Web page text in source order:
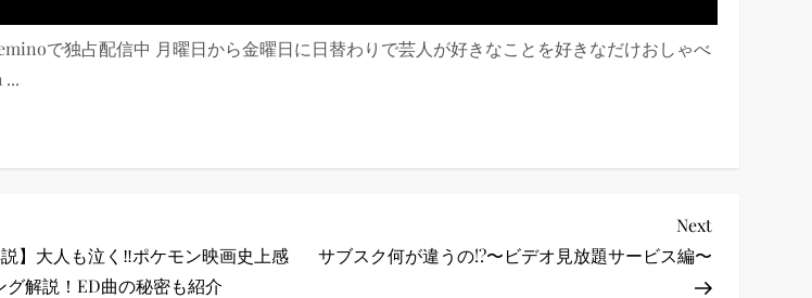
で独占配信中 月曜日から金曜日に日替わりで芸人が好きなことを好きなだけおしゃべ
...
説】大人も泣く‼︎ポケモン映画史上感
グ解説！ED曲の秘密も紹介
Next
Post
Next
サブスク何が違うの!?〜ビデオ見放題サービス編〜